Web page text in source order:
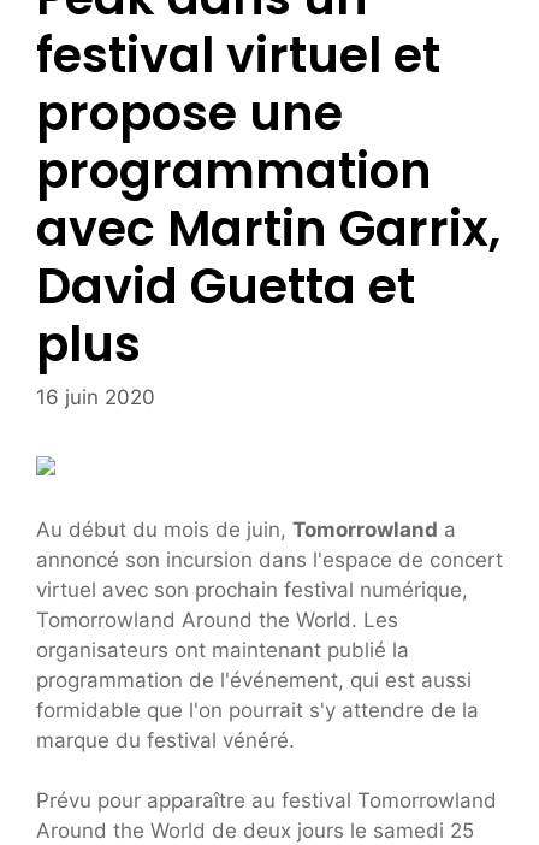
festival virtuel et
propose une
programmation
avec Martin Garrix,
David Guetta et
plus
16 juin 2020
Au début du mois de juin, Tomorrowland a
annoncé son incursion dans l'espace de concert
virtuel avec son prochain festival numérique,
Tomorrowland Around the World. Les
organisateurs ont maintenant publié la
programmation de l'événement, qui est aussi
formidable que l'on pourrait s'y attendre de la
marque du festival vénéré.
Prévu pour apparaître au festival Tomorrowland
Around the World de deux jours le samedi 25